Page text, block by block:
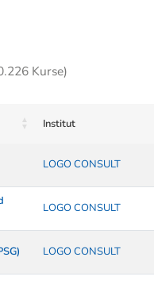
Kurse)
Institut
LOGO CONSULT
LOGO CONSULT
LOGO CONSULT